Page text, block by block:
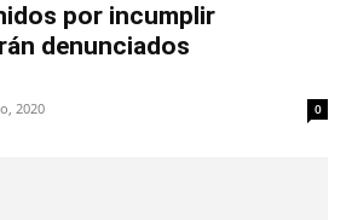
por incumplir
denunciados
2020 0